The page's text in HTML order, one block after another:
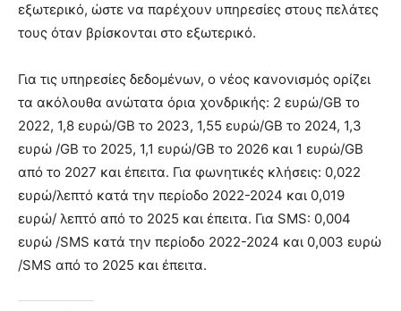
εξωτερικό, ώστε να παρέχουν υπηρεσίες στους πελάτες
τους όταν βρίσκονται στο εξωτερικό.
Για τις υπηρεσίες δεδομένων, ο νέος κανονισμός ορίζει
τα ακόλουθα ανώτατα όρια χονδρικής: 2 ευρώ/GB το
2022, 1,8 ευρώ/GB το 2023, 1,55 ευρώ/GB το 2024, 1,3
ευρώ /GB το 2025, 1,1 ευρώ/GB το 2026 και 1 ευρώ/GB
από το 2027 και έπειτα. Για φωνητικές κλήσεις: 0,022
ευρώ/λεπτό κατά την περίοδο 2022-2024 και 0,019
ευρώ/ λεπτό από το 2025 και έπειτα. Για SMS: 0,004
ευρώ /SMS κατά την περίοδο 2022-2024 και 0,003 ευρώ
/SMS από το 2025 και έπειτα.